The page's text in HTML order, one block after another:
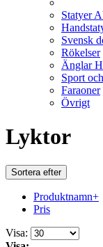
Statyer
Svensk
Rökelser
Änglar
Sport
Faraoner
Övrigt
Lyktor
Sortera efter
Produktnamn+
Pris
Visa: